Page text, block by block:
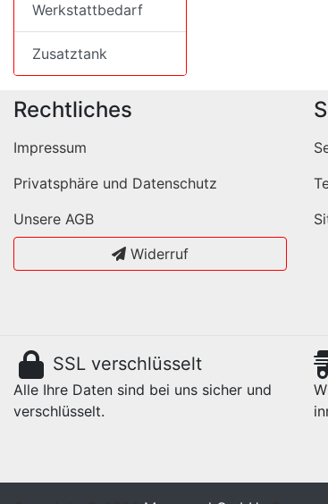
Werkstattbedarf
Zusatztank
Rechtliches
Impressum
Privatsphäre und Datenschutz
Unsere AGB
Widerruf
SSL verschlüsselt
Alle Ihre Daten sind bei uns sicher und
verschlüsselt.